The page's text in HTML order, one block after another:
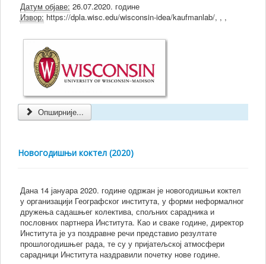
Датум објаве: 26.07.2020. године
Извор: https://dpla.wisc.edu/wisconsin-idea/kaufmanlab/, , ,
Опширније...
Новогодишњи коктел (2020)
Дана 14 јануара 2020. године одржан је новогодишњи коктел
у организацији Географског институтa, у форми неформалног
дружења садашњег колектива, спољних сарадника и
пословних партнера Института. Као и сваке године, директор
Института је уз поздравне речи представио резултате
прошлогодишњег рада, те су у пријатељској атмосфери
сарадници Института наздравили почетку нове године.